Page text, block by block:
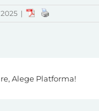
|
Alege Platforma!